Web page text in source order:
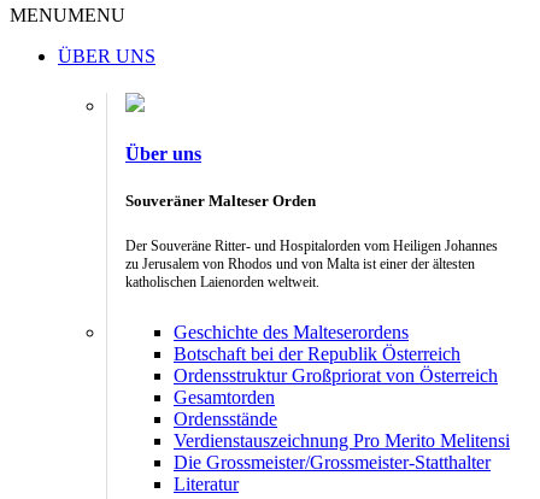
MENUMENU
ÜBER UNS
Über uns
Souveräner Malteser Orden
Der Souveräne Ritter- und Hospitalorden vom Heiligen Johannes
zu Jerusalem von Rhodos und von Malta ist einer der ältesten
katholischen Laienorden weltweit.
Geschichte des Malteserordens
Botschaft bei der Republik Österreich
Ordensstruktur Großpriorat von Österreich
Gesamtorden
Ordensstände
Verdienstauszeichnung Pro Merito Melitensi
Die Grossmeister/Grossmeister-Statthalter
Literatur